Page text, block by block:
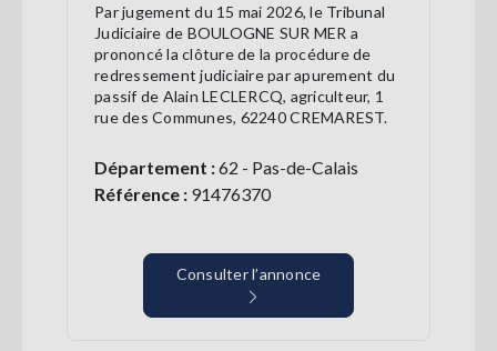
Par jugement du 15 mai 2026, le Tribunal
Judiciaire de BOULOGNE SUR MER a
prononcé la clôture de la procédure de
redressement judiciaire par apurement du
passif de Alain LECLERCQ, agriculteur, 1
rue des Communes, 62240 CREMAREST.
Département :62 - Pas-de-Calais
Référence : 91476370
Consulter l’annonce